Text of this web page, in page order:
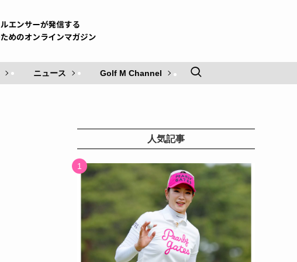
ニュース Golf M Channel
人気記事